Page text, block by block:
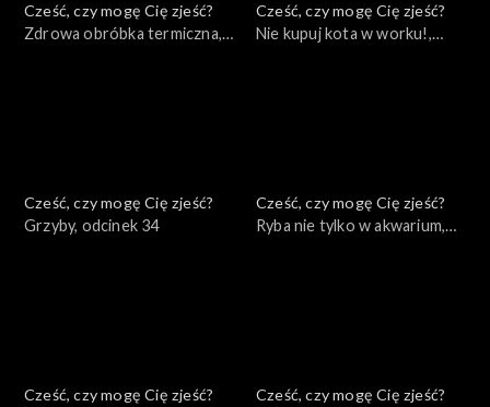
Cześć, czy mogę Cię zjeść?
Zdrowa obróbka termiczna,
Cześć, czy mogę Cię zjeść?
Nie kupuj kota w worku!,
Cześć, czy mogę Cię zjeść?
Grzyby, odcinek 34
Cześć, czy mogę Cię zjeść?
Ryba nie tylko w akwarium,
Cześć, czy mogę Cię zjeść?
Cześć, czy mogę Cię zjeść?